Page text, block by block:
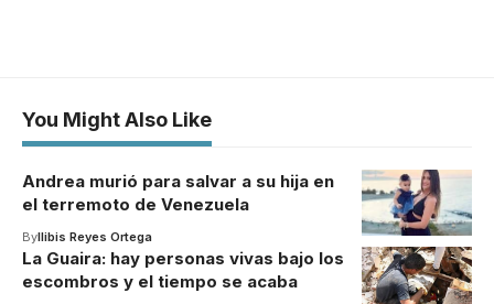
You Might Also Like
Andrea murió para salvar a su hija en
el terremoto de Venezuela
ByIlibis Reyes Ortega
La Guaira: hay personas vivas bajo los
escombros y el tiempo se acaba